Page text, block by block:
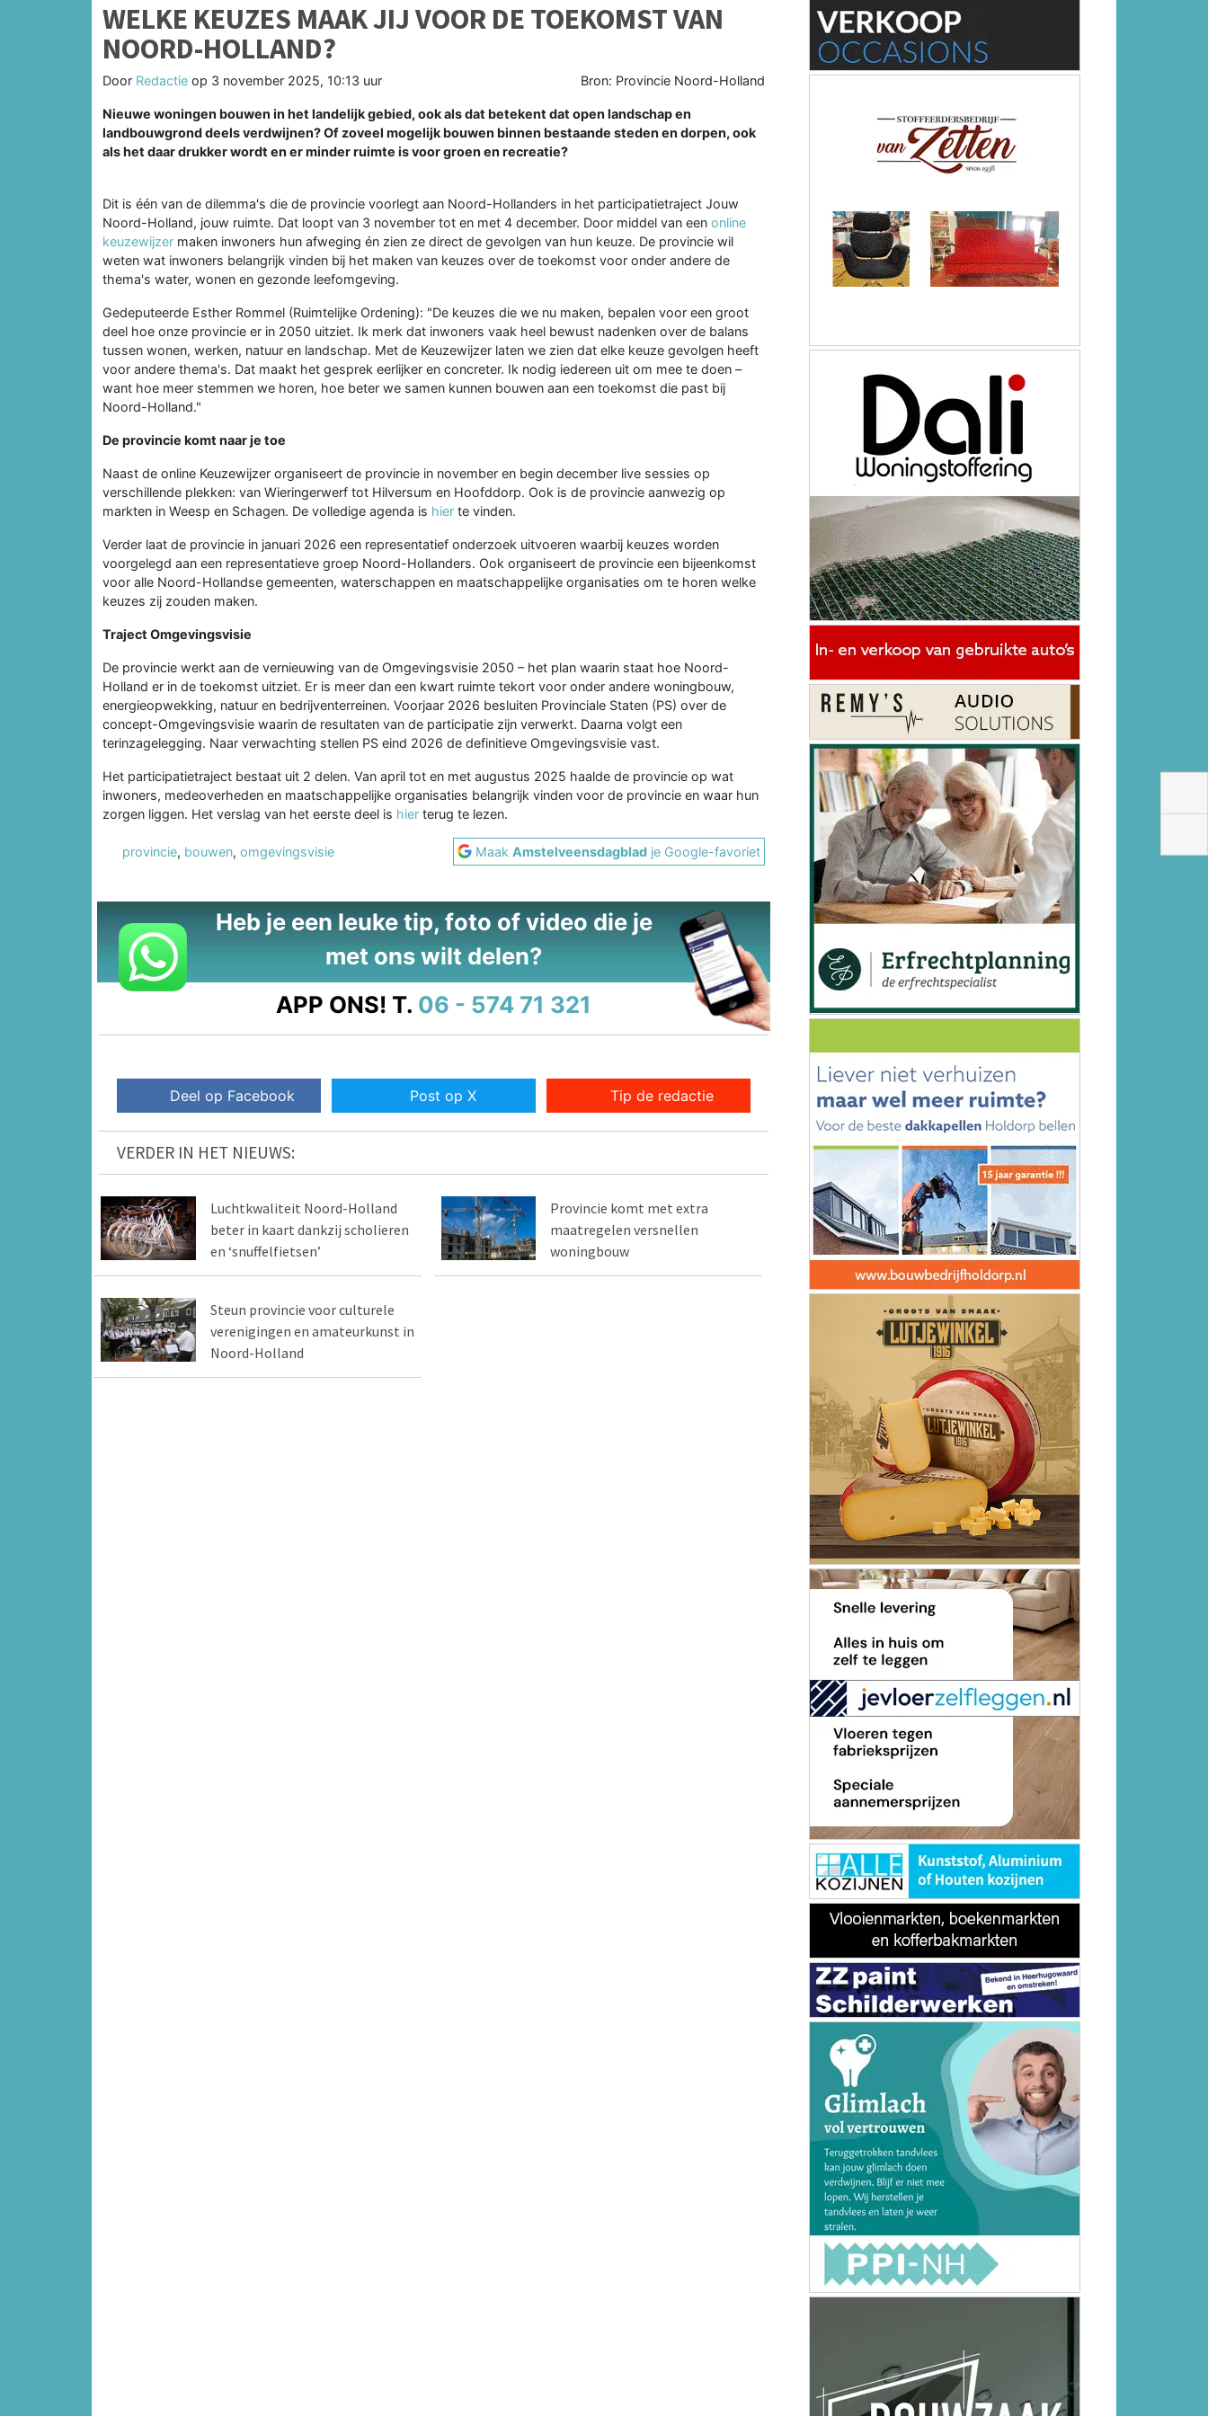
WELKE KEUZES MAAK JIJ VOOR DE TOEKOMST VAN
NOORD-HOLLAND?
Door Redactie op 3 november 2025, 10:13 uur Bron: Provincie Noord-Holland
Nieuwe woningen bouwen in het landelijk gebied, ook als dat betekent dat open landschap en
landbouwgrond deels verdwijnen? Of zoveel mogelijk bouwen binnen bestaande steden en dorpen, ook
als het daar drukker wordt en er minder ruimte is voor groen en recreatie?
Dit is één van de dilemma's die de provincie voorlegt aan Noord-Hollanders in het participatietraject Jouw
Noord-Holland, jouw ruimte. Dat loopt van 3 november tot en met 4 december. Door middel van een online
keuzewijzer maken inwoners hun afweging én zien ze direct de gevolgen van hun keuze. De provincie wil
weten wat inwoners belangrijk vinden bij het maken van keuzes over de toekomst voor onder andere de
thema's water, wonen en gezonde leefomgeving.
Gedeputeerde Esther Rommel (Ruimtelijke Ordening): "De keuzes die we nu maken, bepalen voor een groot
deel hoe onze provincie er in 2050 uitziet. Ik merk dat inwoners vaak heel bewust nadenken over de balans
tussen wonen, werken, natuur en landschap. Met de Keuzewijzer laten we zien dat elke keuze gevolgen heeft
voor andere thema's. Dat maakt het gesprek eerlijker en concreter. Ik nodig iedereen uit om mee te doen –
want hoe meer stemmen we horen, hoe beter we samen kunnen bouwen aan een toekomst die past bij
Noord-Holland."
De provincie komt naar je toe
Naast de online Keuzewijzer organiseert de provincie in november en begin december live sessies op
verschillende plekken: van Wieringerwerf tot Hilversum en Hoofddorp. Ook is de provincie aanwezig op
markten in Weesp en Schagen. De volledige agenda is hier te vinden.
Verder laat de provincie in januari 2026 een representatief onderzoek uitvoeren waarbij keuzes worden
voorgelegd aan een representatieve groep Noord-Hollanders. Ook organiseert de provincie een bijeenkomst
voor alle Noord-Hollandse gemeenten, waterschappen en maatschappelijke organisaties om te horen welke
keuzes zij zouden maken.
Traject Omgevingsvisie
De provincie werkt aan de vernieuwing van de Omgevingsvisie 2050 – het plan waarin staat hoe Noord-
Holland er in de toekomst uitziet. Er is meer dan een kwart ruimte tekort voor onder andere woningbouw,
energieopwekking, natuur en bedrijventerreinen. Voorjaar 2026 besluiten Provinciale Staten (PS) over de
concept-Omgevingsvisie waarin de resultaten van de participatie zijn verwerkt. Daarna volgt een
terinzagelegging. Naar verwachting stellen PS eind 2026 de definitieve Omgevingsvisie vast.
Het participatietraject bestaat uit 2 delen. Van april tot en met augustus 2025 haalde de provincie op wat
inwoners, medeoverheden en maatschappelijke organisaties belangrijk vinden voor de provincie en waar hun
zorgen liggen. Het verslag van het eerste deel is hier terug te lezen.
provincie, bouwen, omgevingsvisie MaakAmstelveensdagblad je Google-favoriet
Heb je een leuke tip, foto of video die je
met ons wilt delen?
APP ONS! T. 06 - 574 71 321
Deel op Facebook Post op X Tip de redactie
VERDER IN HET NIEUWS:
Luchtkwaliteit Noord-Holland
beter in kaart dankzij scholieren
en ‘snuffelfietsen’
Provincie komt met extra
maatregelen versnellen
woningbouw
Steun provincie voor culturele
verenigingen en amateurkunst in
Noord-Holland